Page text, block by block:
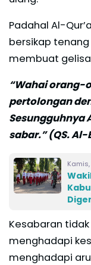
Padahal Al-
bersikap
membuat
“Wahai orang-
pertolongan
Sesungguhnya
sabar.” (QS.
Kesabaran
menghadapi
menghadapi